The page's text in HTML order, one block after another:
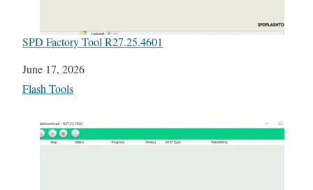
SPD Factory Tool R27.25.4601
Date
June 17, 2026
In relation to
Flash Tools